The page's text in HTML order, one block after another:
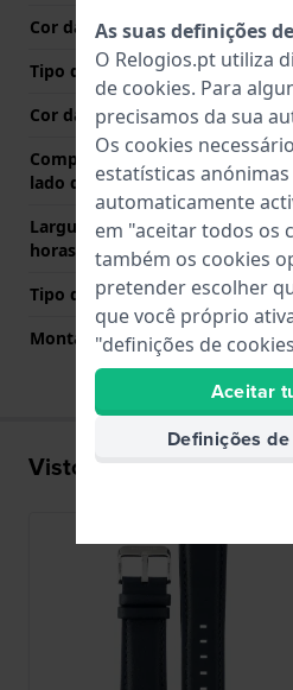
Cor das costuras
Tipo de Fecho
Cor da fivela
Comprimento de banda no
lado das 12 horas
80
Largura de banda lado 6
horas (mm)
Tipo de montagem
Montagem Reta
Sim
Visto recentemente
As suas definições
O Relogios.pt utiliza
de cookies. Para
precisamos da sua
Os cookies
estatísticas
automaticamente
em "aceitar todos os
também os cookies
pretender escolher
que você próprio
"definições de
Aceitar
Definições